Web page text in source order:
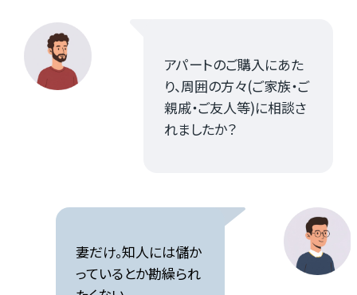
アパートのご購入にあた
り、周囲の方々(ご家族・ご
親戚・ご友人等)に相談さ
れましたか？
妻だけ。知人には儲か
っているとか勘繰られ